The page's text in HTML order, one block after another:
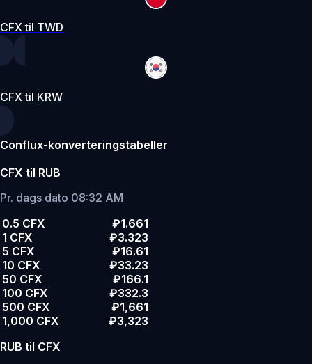
CFX til TWD
CFX til KRW
Conflux-konverteringstabeller
CFX til RUB
Pr. dags dato 08:32 AM
0.5 CFX
₽1.661
1 CFX
₽3.323
5 CFX
₽16.61
10 CFX
₽33.23
50 CFX
₽166.1
100 CFX
₽332.3
500 CFX
₽1,661
1,000 CFX
₽3,323
RUB til CFX